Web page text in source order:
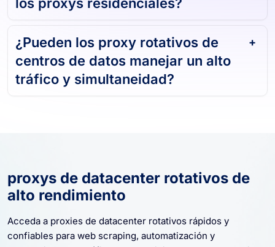
los proxys residenciales?
¿Pueden los proxy rotativos de
centros de datos manejar un alto
tráfico y simultaneidad?
proxys de datacenter rotativos de
alto rendimiento
Acceda a proxies de datacenter rotativos rápidos y
confiables para web scraping, automatización y